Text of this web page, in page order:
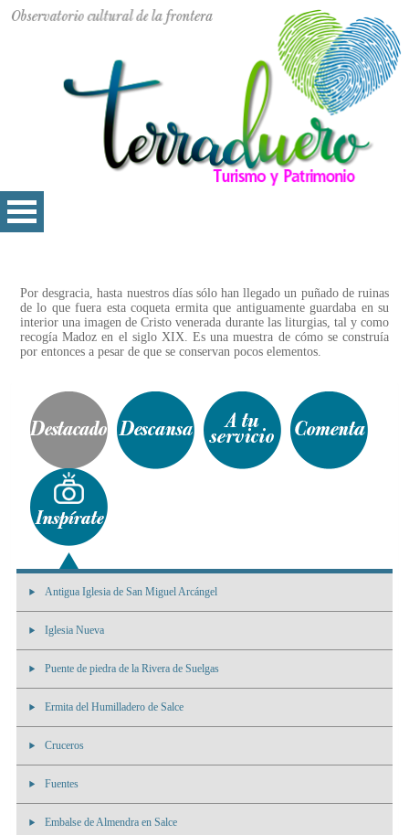
Por desgracia, hasta nuestros días sólo han llegado un puñado de ruinas
de lo que fuera esta coqueta ermita que antiguamente guardaba en su
interior una imagen de Cristo venerada durante las liturgias, tal y como
recogía Madoz en el siglo XIX. Es una muestra de cómo se construía
por entonces a pesar de que se conservan pocos elementos.
Antigua Iglesia de San Miguel Arcángel
Iglesia Nueva
Puente de piedra de la Rivera de Suelgas
Ermita del Humilladero de Salce
Cruceros
Fuentes
Embalse de Almendra en Salce